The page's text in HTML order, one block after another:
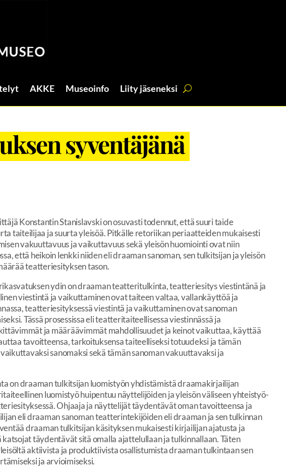
AKKE Museoinfo Liity jäseneksi
syventäjänä
Konstantin Stanislavski on osuvasti todennut, että suuri taide
taiteilijaa ja suurta yleisöä. Pitkälle retoriikan periaatteiden mukaisesti
vakuuttavuus ja vaikuttavuus sekä yleisön huomiointi ovat niin
että heikoin lenkki niiden eli draaman sanoman, sen tulkitsijan ja yleisön
teatteriesityksen tason.
ydin on draaman teatteritulkinta, teatteriesitys viestintänä ja
viestintä ja vaikuttaminen ovat taiteen valtaa, vallankäyttöä ja
teatteriesityksessä viestintä ja vaikuttaminen ovat sanoman
Tässä prosessissa eli teatteritaiteellisessa viestinnässä ja
ja määräävimmät mahdollisuudet ja keinot vaikuttaa, käyttää
tavoitteensa, tarkoituksensa taiteelliseksi totuudeksi ja tämän
sanomaksi sekä tämän sanoman vakuuttavaksi ja
on draaman tulkitsijan luomistyön yhdistämistä draamakirjailijan
luomistyö huipentuu näyttelijöiden ja yleisön väliseen yhteistyö-
Ohjaaja ja näyttelijät täydentävät oman tavoitteensa ja
eli draaman sanoman teatterintekijöiden eli draaman ja sen tulkinnan
draaman tulkitsijan käsityksen mukaisesti kirjailijan ajatusta ja
täydentävät sitä omalla ajattelullaan ja tulkinnallaan. Täten
aktiivista ja produktiivista osallistumista draaman tulkintaan sen
ja arvioimiseksi.